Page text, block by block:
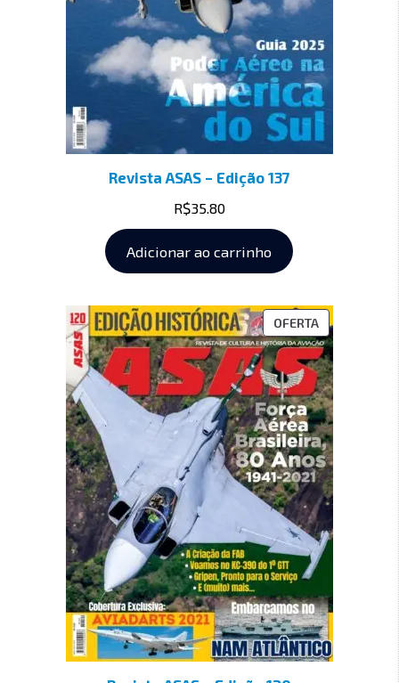
Revista ASAS – Edição 137
R$35.80
Adicionar ao carrinho
OFERTA